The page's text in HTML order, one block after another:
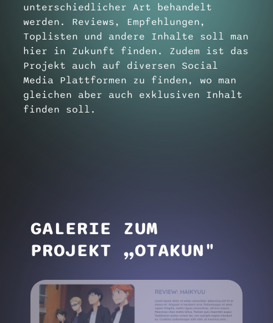
unterschiedlicher Art behandelt
werden. Reviews, Empfehlungen,
Toplisten und andere Inhalte soll man
hier in Zukunft finden. Zudem ist das
Projekt auch auf diversen Social
Media Plattformen zu finden, wo man
gleichen aber auch exklusiven Inhalt
finden soll.
GALERIE ZUM
PROJEKT „OTAKUN"